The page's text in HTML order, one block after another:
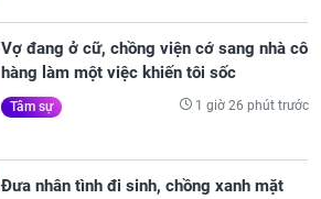
Vợ đang ở cữ, chồng viện cớ sang nhà cô
hàng làm một việc khiến tôi sốc
Tâm sự 1 giờ 26 phút trước
Đưa nhân tình đi sinh, chồng xanh mặt